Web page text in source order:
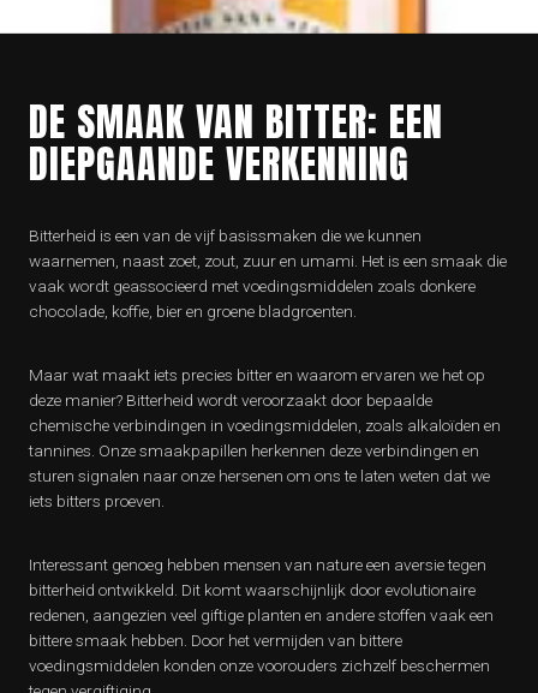
DE SMAAK VAN BITTER: EEN
DIEPGAANDE VERKENNING
Bitterheid is een van de vijf basissmaken die we kunnen
waarnemen, naast zoet, zout, zuur en umami. Het is een smaak die
vaak wordt geassocieerd met voedingsmiddelen zoals donkere
chocolade, koffie, bier en groene bladgroenten.
Maar wat maakt iets precies bitter en waarom ervaren we het op
deze manier? Bitterheid wordt veroorzaakt door bepaalde
chemische verbindingen in voedingsmiddelen, zoals alkaloïden en
tannines. Onze smaakpapillen herkennen deze verbindingen en
sturen signalen naar onze hersenen om ons te laten weten dat we
iets bitters proeven.
Interessant genoeg hebben mensen van nature een aversie tegen
bitterheid ontwikkeld. Dit komt waarschijnlijk door evolutionaire
redenen, aangezien veel giftige planten en andere stoffen vaak een
bittere smaak hebben. Door het vermijden van bittere
voedingsmiddelen konden onze voorouders zichzelf beschermen